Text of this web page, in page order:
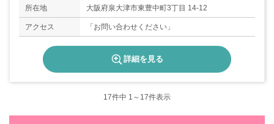
所在地 大阪府泉大津市東豊中町3丁目 14-12
アクセス 「お問い合わせください」
詳細を見る
17件中 1～17件表示